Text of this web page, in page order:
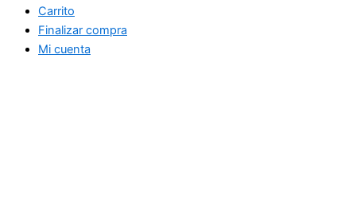
Carrito
Finalizar compra
Mi cuenta